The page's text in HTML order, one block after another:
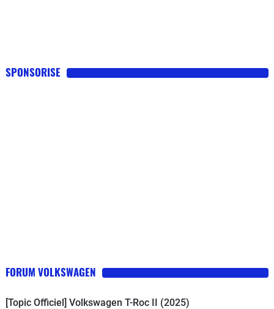
SPONSORISE
FORUM VOLKSWAGEN
[Topic Officiel] Volkswagen T-Roc II (2025)